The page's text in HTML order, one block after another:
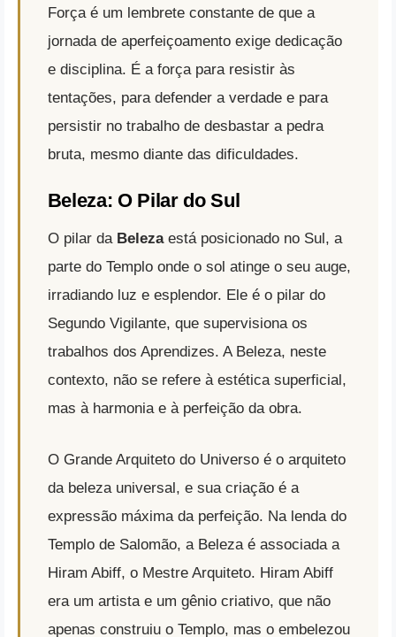
Força é um lembrete constante de que a
jornada de aperfeiçoamento exige dedicação
e disciplina. É a força para resistir às
tentações, para defender a verdade e para
persistir no trabalho de desbastar a pedra
bruta, mesmo diante das dificuldades.
Beleza: O Pilar do Sul
O pilar da Belezaestá posicionado no Sul, a
parte do Templo onde o sol atinge o seu auge,
irradiando luz e esplendor. Ele é o pilar do
Segundo Vigilante, que supervisiona os
trabalhos dos Aprendizes. A Beleza, neste
contexto, não se refere à estética superficial,
mas à harmonia e à perfeição da obra.
O Grande Arquiteto do Universo é o arquiteto
da beleza universal, e sua criação é a
expressão máxima da perfeição. Na lenda do
Templo de Salomão, a Beleza é associada a
Hiram Abiff, o Mestre Arquiteto. Hiram Abiff
era um artista e um gênio criativo, que não
apenas construiu o Templo, mas o embelezou